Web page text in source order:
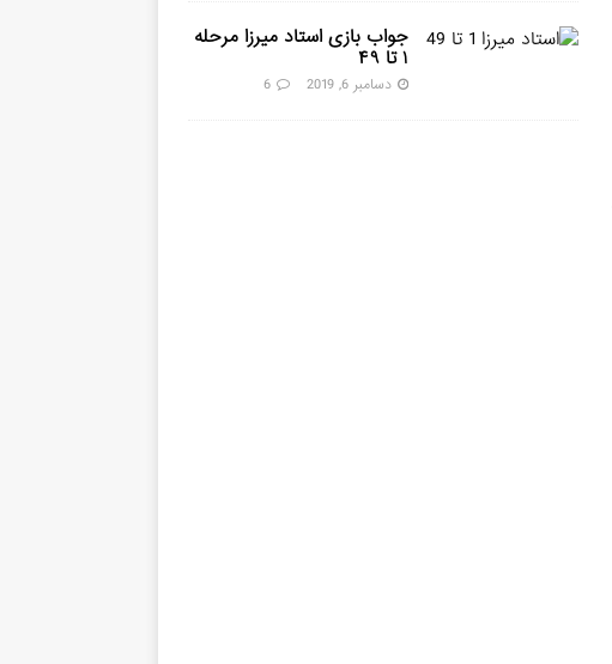
جواب بازی استاد میرزا مرحله
۱ تا ۴۹
دسامبر 6, 2019 6